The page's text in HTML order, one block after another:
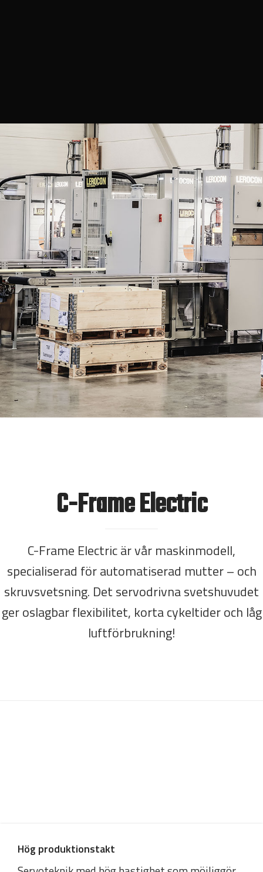
C-Frame Electric
C-Frame Electric är vår maskinmodell,
specialiserad för automatiserad mutter – och
skruvsvetsning. Det servodrivna svetshuvudet
ger oslagbar flexibilitet, korta cykeltider och låg
luftförbrukning!
Hög produktionstakt